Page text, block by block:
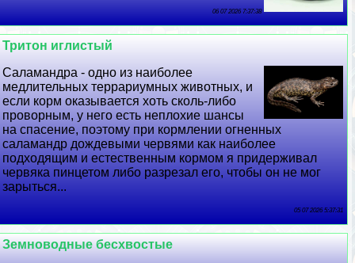
06 07 2026 7:37:38
Тритон иглистый
Саламaндра - одно из наиболее
медлительных террариумных животных, и
если корм оказывается хоть сколь-либо
проворным, у него есть неплохие шансы
на спасение, поэтому при кормлении огненных
саламaндр дождевыми червями как наиболее
подходящим и естественным кормом я придерживал
червяка пинцетом либо разрезал его, чтобы он не мог
зарыться...
05 07 2026 5:37:31
Земноводные бесхвостые